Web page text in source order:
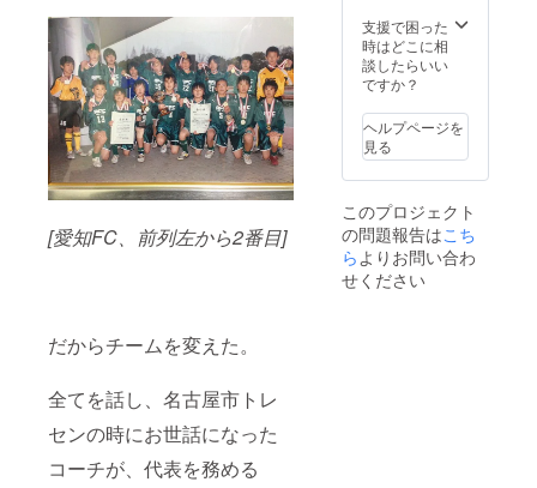
[愛知FC、前列左から2番目]
だからチームを変えた。
全てを話し、名古屋市トレ
センの時にお世話になった
コーチが、代表を務める
の際に
活動報
告もさ
せてい
ます。
です
が、必
ず実現
す。）
きま
す！！
】
【③LIN
をしま
す！！
】
支援で困った
時はどこに相
談したらいい
ですか？
ヘルプページを
見る
このプロジェクト
の問題報告はこち
らよりお問い合わ
せください